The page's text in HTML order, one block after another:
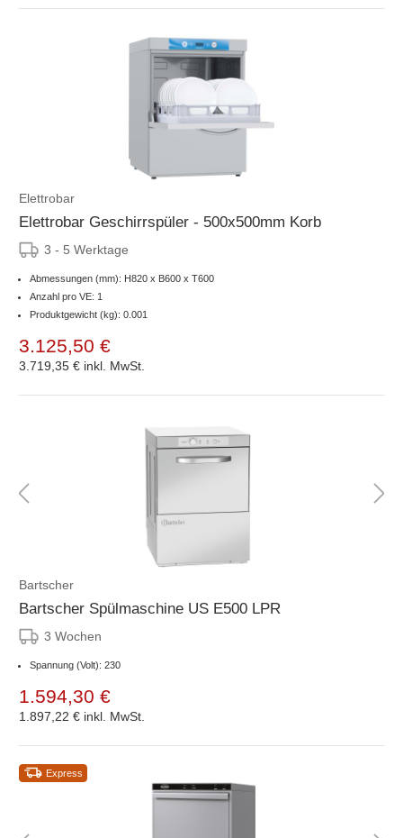
Elettrobar
Elettrobar Geschirrspüler - 500x500mm Korb
3 - 5 Werktage
Abmessungen (mm): H820 x B600 x T600
Anzahl pro VE: 1
Produktgewicht (kg): 0.001
3.125,50 €
3.719,35 € inkl. MwSt.
Bartscher
Bartscher Spülmaschine US E500 LPR
3 Wochen
Spannung (Volt): 230
1.594,30 €
1.897,22 € inkl. MwSt.
Express